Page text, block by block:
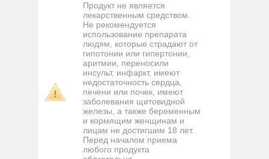
Продукт не является
лекарственным средством.
Не рекомендуется
использование препарата
людям, которые страдают от
гипотонии или гипертонии,
аритмии, переносили
инсульт, инфаркт, имеют
недостаточность сердца,
печени или почек, имеют
заболевания щитовидной
железы, а также беременным
и кормящим женщинам и
лицам не достигшим 18 лет.
Перед началом приема
любого продукта